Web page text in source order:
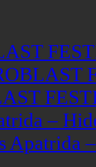
–
Apatrida